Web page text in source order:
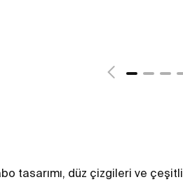
tasarımı, düz çizgileri ve çeşitli